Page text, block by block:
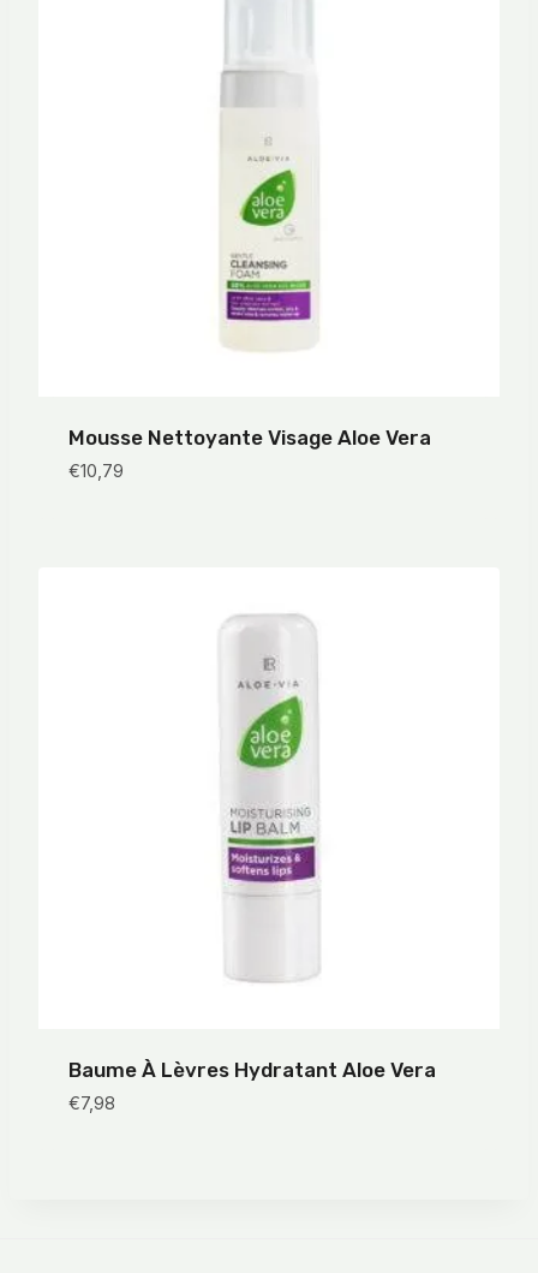
Mousse Nettoyante Visage Aloe Vera
€10,79
Baume À Lèvres Hydratant Aloe Vera
€7,98